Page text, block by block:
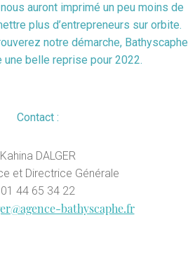
auront imprimé un peu moins de
plus d’entrepreneurs sur orbite.
notre démarche, Bathyscaphe
une belle reprise pour 2022.
Contact :
Kahina DALGER
et Directrice Générale
01 44 65 34 22
bathyscaphe.fr